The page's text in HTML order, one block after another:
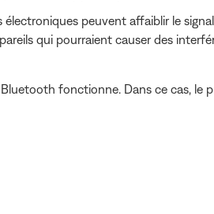
peuvent affaiblir le
qui pourraient causer des
fonctionne. Dans ce cas, le